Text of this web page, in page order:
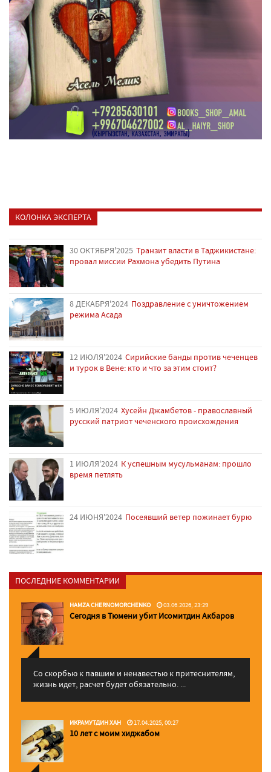
КОЛОНКА ЭКСПЕРТА
30 ОКТЯБРЯ'2025 Транзит власти в Таджикистане:
провал миссии Рахмона убедить Путина
8 ДЕКАБРЯ'2024 Поздравление с уничтожением
режима Асада
12 ИЮЛЯ'2024 Сирийские банды против чеченцев
и турок в Вене: кто и что за этим стоит?
5 ИЮЛЯ'2024 Хусейн Джамбетов - православный
русский патриот чеченского происхождения
1 ИЮЛЯ'2024 К успешным мусульманам: прошло
время петлять
24 ИЮНЯ'2024 Посеявший ветер пожинает бурю
ПОСЛЕДНИЕ КОММЕНТАРИИ
HAMZA CHERNOMORCHENKO 03.06.2026, 23:29
Сегодня в Тюмени убит Исомитдин Акбаров
Со скорбью к павшим и ненавестью к притеснителям,
жизнь идет, расчет будет обязательно. ...
ИКРАМУТДИН ХАН 17.04.2025, 00:27
10 лет с моим хиджабом